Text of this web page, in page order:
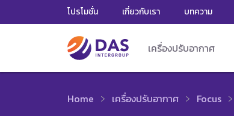
โปรโมชั่น เกี่ยวกับเรา บทความ
เครื่องปรับอากาศ
Home เครื่องปรับอากาศ Focus